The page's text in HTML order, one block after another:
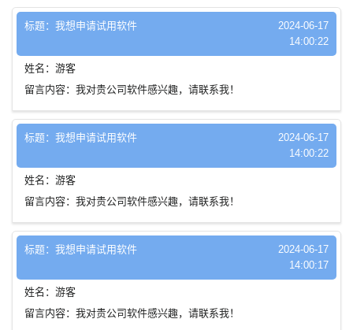
标题：我想申请试用软件
2024-06-17
14:00:22
姓名：游客
留言内容：我对贵公司软件感兴趣，请联系我！
标题：我想申请试用软件
2024-06-17
14:00:22
姓名：游客
留言内容：我对贵公司软件感兴趣，请联系我！
标题：我想申请试用软件
2024-06-17
14:00:17
姓名：游客
留言内容：我对贵公司软件感兴趣，请联系我！